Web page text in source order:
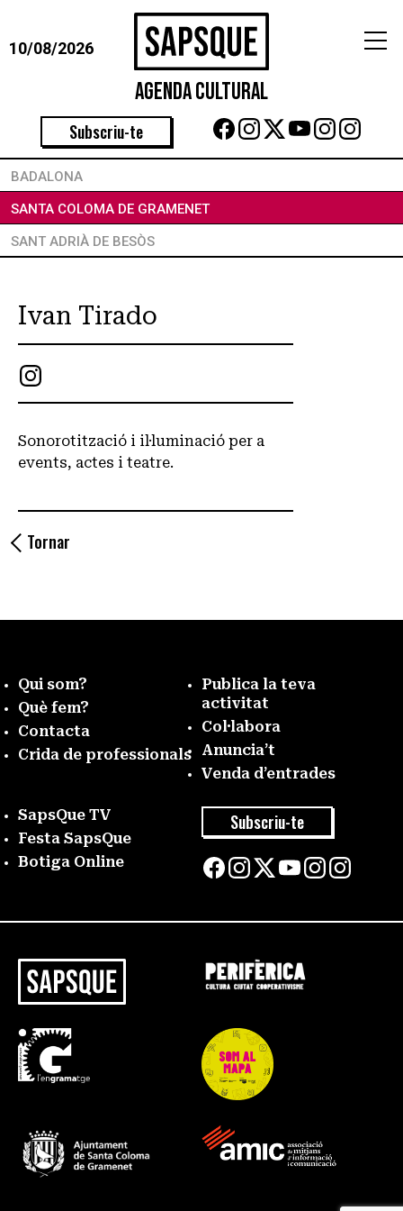
10/08/2026
Agenda Cultural
Subscriu-te
BADALONA
SANTA COLOMA DE GRAMENET
SANT ADRIÀ DE BESÒS
Arts Escèniques
Tècnic de llums
Ivan Tirado
Sonorotització i il·luminació per a
events, actes i teatre.
Tornar
Qui som?
Què fem?
Contacta
Crida de professionals
Publica la teva
activitat
Col·labora
Anuncia’t
Venda d’entrades
SapsQue TV
Festa SapsQue
Botiga Online
Subscriu-te